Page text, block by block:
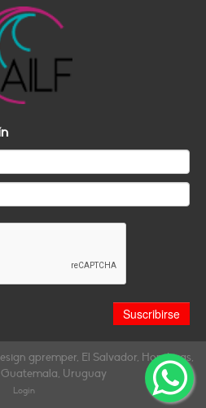
gpremper, El Salvador, Honduras,
Uruguay
Login